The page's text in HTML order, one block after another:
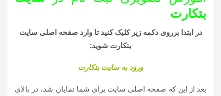
بتکارت
در ابتدا برروی دکمه زیر کلیک کنید تا وارد صفحه اصلی سایت
بتکارت شوید:
ورود به سایت بتکارت
بعد از این که صفحه اصلی سایت برای شما نمایان شد، در بالای